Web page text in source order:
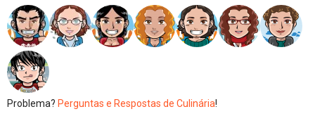
Problema? Perguntas e Respostas de Culinária!